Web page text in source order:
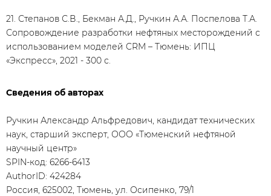
21. Степанов С.В., Бекман А.Д., Ручкин А.А. Поспелова Т.А.
Сопровождение разработки нефтяных месторождений с
использованием моделей CRM – Тюмень: ИПЦ
«Экспресс», 2021 - 300 с.
Сведения об авторах
Ручкин Александр Альфредович, кандидат технических
наук, старший эксперт, ООО «Тюменский нефтяной
научный центр»
SPIN-код: 6266-6413
AuthorID: 424284
Россия, 625002, Тюмень, ул. Осипенко, 79/1